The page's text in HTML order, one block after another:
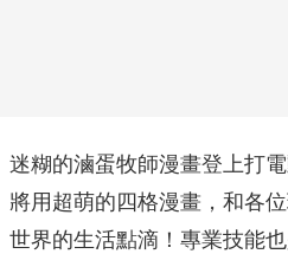
迷糊的滷蛋牧師漫畫登上打
將用超萌的四格漫畫，和各
世界的生活點滴！專業技能